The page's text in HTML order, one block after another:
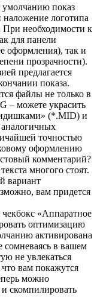
умолчанию показ
наложение логотипа
При необходимости к
для панели
оформления), так и
прозрачности).
предлагается
показа.
файлы не только в
– можете украсить
(*.MID) и
точностью
оформлению
комментарий?
многого стоят.
вариант
вам придется
«Аппаратное
оптимизацию
активирована
сомневаясь в вашем
не увлекаться
вам покажутся
можно
скомпилировать